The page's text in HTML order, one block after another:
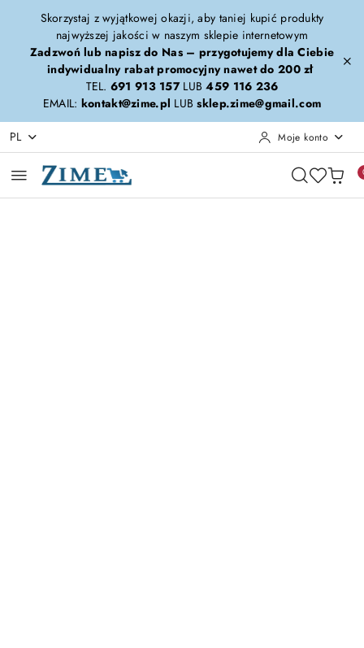
Przejdź do treści głównej
Przejdź do wyszukiwarki
Przejdź do moje konto
Przejdź do menu głównego
Przejdź do opisu produktu
Przejdź do stopki
Skorzystaj z wyjątkowej okazji, aby taniej kupić produkty
najwyższej jakości w naszym sklepie internetowym
Zadzwoń lub napisz do Nas – przygotujemy dla Ciebie
indywidualny rabat promocyjny nawet do 200 zł
TEL. 691 913 157LUB459 116 236
EMAIL: kontakt@zime.pl LUBsklep.zime@gmail.com
PL Moje konto